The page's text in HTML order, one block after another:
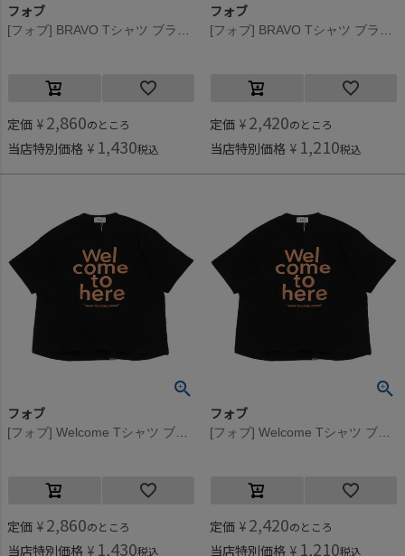
フォブ
定価 ¥ 2,860のところ
当店特別価格 ¥ 1,430税込
フォブ
定価 ¥ 2,420のところ
当店特別価格 ¥ 1,210税込
フォブ
定価 ¥ 2,860のところ
当店特別価格 ¥ 1,430税込
フォブ
定価 ¥ 2,420のところ
当店特別価格 ¥ 1,210税込